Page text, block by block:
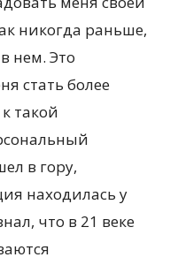
никогда раньше,
нем. Это
стать более
такой
в гору,
находилась у
что в 21 веке